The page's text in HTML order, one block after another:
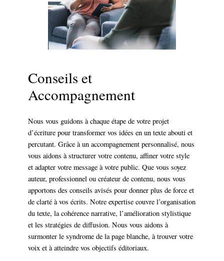
Conseils et
Accompagnement
Nous vous guidons à chaque étape de votre projet
d’écriture pour transformer vos idées en un texte abouti et
percutant. Grâce à un accompagnement personnalisé, nous
vous aidons à structurer votre contenu, affiner votre style
et adapter votre message à votre public. Que vous soyez
auteur, professionnel ou créateur de contenu, nous vous
apportons des conseils avisés pour donner plus de force et
de clarté à vos écrits. Notre expertise couvre l’organisation
du texte, la cohérence narrative, l’amélioration stylistique
et les stratégies de diffusion. Nous vous aidons à
surmonter le syndrome de la page blanche, à trouver votre
voix et à atteindre vos objectifs éditoriaux.